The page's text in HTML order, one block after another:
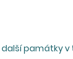
památky